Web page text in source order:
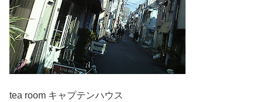
tea room キャプテンハウス